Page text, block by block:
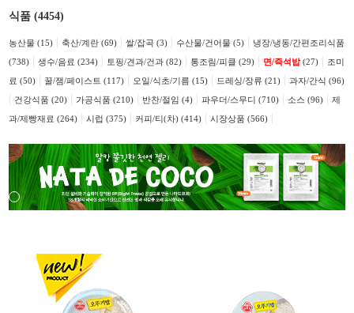
식품 (4454)
농산물 (15) | 축산/계란 (69) | 쌀/잡곡 (3) | 수산물/건어물 (5) | 냉장/냉동/간편조리식품
(738) | 생수/음료 (234) | 토핑/견과/건과 (82) | 통조림/피클 (29) | 면/즉석밥(27) | 조미
료 (50) | 꿀/잼/페이스트 (117) | 오일/식초/기름 (15) | 드레싱/장류 (21) | 과자/간식 (96)
| 건강식품 (20) | 가공식품 (210) | 반찬/절임 (4) | 파우더/스무디 (710) | 소스 (96) | 제
과/제빵재료 (264) | 시럽 (375) | 커피/티(차) (414) | 시장상품 (566) |